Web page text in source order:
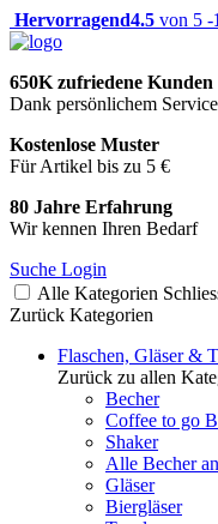
Hervorragend4.5 von 5 -
650K zufriedene Kunden
Dank persönlichem Service
Kostenlose Muster
Für Artikel bis zu 5 €
80 Jahre Erfahrung
Wir kennen Ihren Bedarf
Suche Login
Alle Kategorien
Zurück Kategorien
Flaschen, Gläser &
Zurück zu allen
Becher
Coffee to go
Shaker
Alle Becher
Gläser
Biergläser